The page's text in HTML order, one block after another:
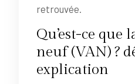
retrouvée.
Qu’est-ce que
neuf (VAN) ?
explication